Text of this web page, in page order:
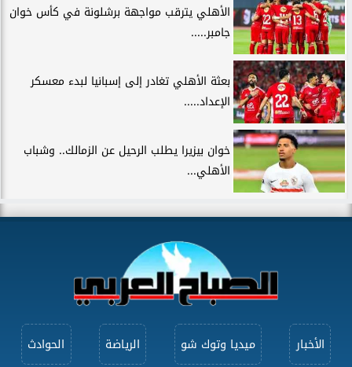
الأهلي يترقب مواجهة برشلونة في كأس خوان
جامبر.....
بعثة الأهلي تغادر إلى إسبانيا لبدء معسكر
الإعداد.....
خوان بيزيرا يطلب الرحيل عن الزمالك.. وشباب
الأهلي...
الأخبار ميديا وتوك شو الرياضة الحوادث